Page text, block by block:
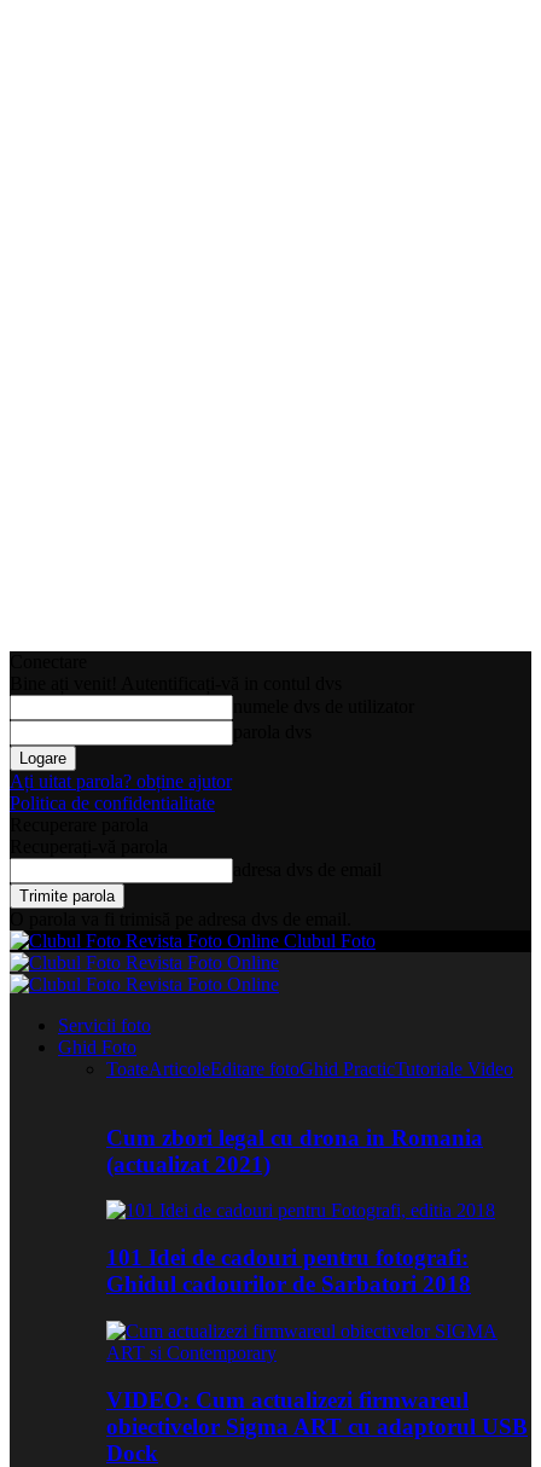
Ați uitat parola? obține ajutor
Politica de confidentialitate
Clubul Foto
Servicii foto
Ghid Foto
ToateArticoleEditare fotoGhid PracticTutoriale Video
Cum zbori legal cu drona in Romania
(actualizat 2021)
101 Idei de cadouri pentru fotografi:
Ghidul cadourilor de Sarbatori 2018
VIDEO: Cum actualizezi firmwareul
obiectivelor Sigma ART cu adaptorul USB
Dock